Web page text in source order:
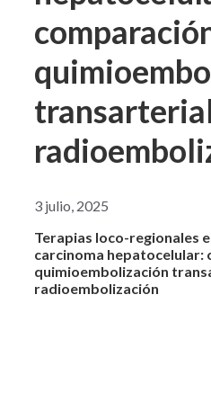
3 julio, 2025
Terapias loco-regionales
carcinoma hepatocelular:
quimioembolización
radioembolización